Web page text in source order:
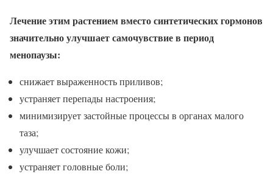
Лечение этим растением вместо синтетических гормонов
значительно улучшает самочувствие в период
менопаузы:
снижает выраженность приливов;
устраняет перепады настроения;
минимизирует застойные процессы в органах малого
таза;
улучшает состояние кожи;
устраняет головные боли;